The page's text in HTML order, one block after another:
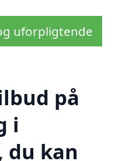
uforpligtende
på
i
du kan